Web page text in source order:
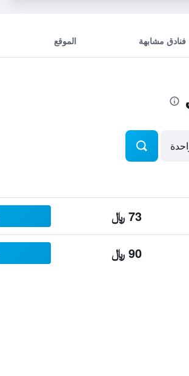
فنادق مشابهة الموقع
73 ﷼
90 ﷼